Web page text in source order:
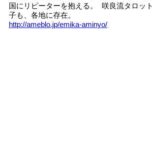
国にリピーターを抱える。 咲良流タロッ
子も、各地に存在。
http://ameblo.jp/emika-aminyo/